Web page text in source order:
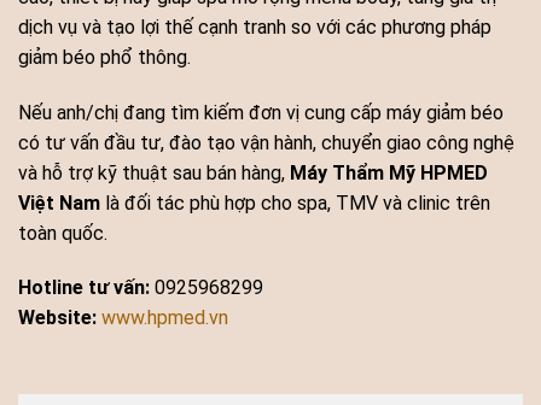
dịch vụ và tạo lợi thế cạnh tranh so với các phương pháp
giảm béo phổ thông.
Nếu anh/chị đang tìm kiếm đơn vị cung cấp máy giảm béo
có tư vấn đầu tư, đào tạo vận hành, chuyển giao công nghệ
và hỗ trợ kỹ thuật sau bán hàng, Máy Thẩm Mỹ HPMED
Việt Nam là đối tác phù hợp cho spa, TMV và clinic trên
toàn quốc.
Hotline tư vấn: 0925968299
Website: www.hpmed.vn